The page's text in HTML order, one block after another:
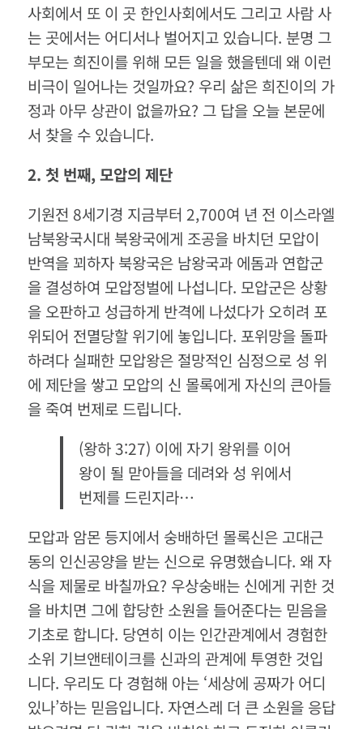
사회에서 또 이 곳 한인사회에서도 그리고 사람 사
는 곳에서는 어디서나 벌어지고 있습니다. 분명 그
부모는 희진이를 위해 모든 일을 했을텐데 왜 이런
비극이 일어나는 것일까요? 우리 삶은 희진이의 가
정과 아무 상관이 없을까요? 그 답을 오늘 본문에
서 찾을 수 있습니다.
2. 첫 번째, 모압의 제단
기원전 8세기경 지금부터 2,700여 년 전 이스라엘
남북왕국시대 북왕국에게 조공을 바치던 모압이
반역을 꾀하자 북왕국은 남왕국과 에돔과 연합군
을 결성하여 모압정벌에 나섭니다. 모압군은 상황
을 오판하고 성급하게 반격에 나섰다가 오히려 포
위되어 전멸당할 위기에 놓입니다. 포위망을 돌파
하려다 실패한 모압왕은 절망적인 심정으로 성 위
에 제단을 쌓고 모압의 신 몰록에게 자신의 큰아들
을 죽여 번제로 드립니다.
(왕하 3:27) 이에 자기 왕위를 이어
왕이 될 맏아들을 데려와 성 위에서
번제를 드린지라…
모압과 암몬 등지에서 숭배하던 몰록신은 고대근
동의 인신공양을 받는 신으로 유명했습니다. 왜 자
식을 제물로 바칠까요? 우상숭배는 신에게 귀한 것
을 바치면 그에 합당한 소원을 들어준다는 믿음을
기초로 합니다. 당연히 이는 인간관계에서 경험한
소위 기브앤테이크를 신과의 관계에 투영한 것입
니다. 우리도 다 경험해 아는 ‘세상에 공짜가 어디
있나’하는 믿음입니다. 자연스레 더 큰 소원을 응답